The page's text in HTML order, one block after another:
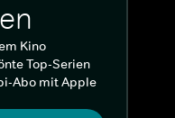
Kino
Top-Serien
Abo mit Apple